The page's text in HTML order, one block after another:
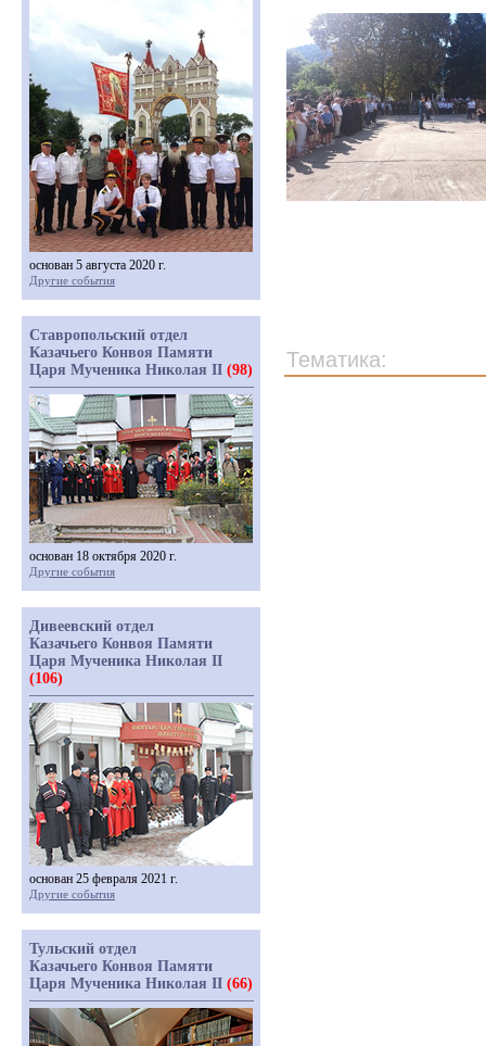
Тематика:
основан 5 августа 2020 г.
Другие события
Ставропольский отдел
Казачьего Конвоя Памяти
Царя Мученика Николая II (98)
основан 18 октября 2020 г.
Другие события
Дивеевский отдел
Казачьего Конвоя Памяти
Царя Мученика Николая II
(106)
основан 25 февраля 2021 г.
Другие события
Тульский отдел
Казачьего Конвоя Памяти
Царя Мученика Николая II (66)